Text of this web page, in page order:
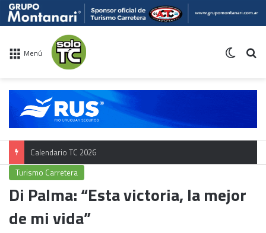
Menú
Calendario TC 2026
Turismo Carretera
Di Palma: “Esta victoria, la mejor
de mi vida”